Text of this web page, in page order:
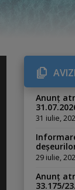
Anunț
31 iulie,
29 iulie,
Anunț
33.175/